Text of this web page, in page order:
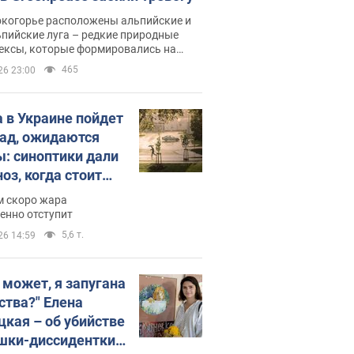
расположены альпийские и
луга – редкие природные
которые формировались на
сотен лет
23:00 465
Украине пойдет
ожидаются
синоптики дали
когда стоит
изменения
скоро жара
отступит
14:59 5,6 т.
я запугана
Елена
– об убийстве
диссидентки